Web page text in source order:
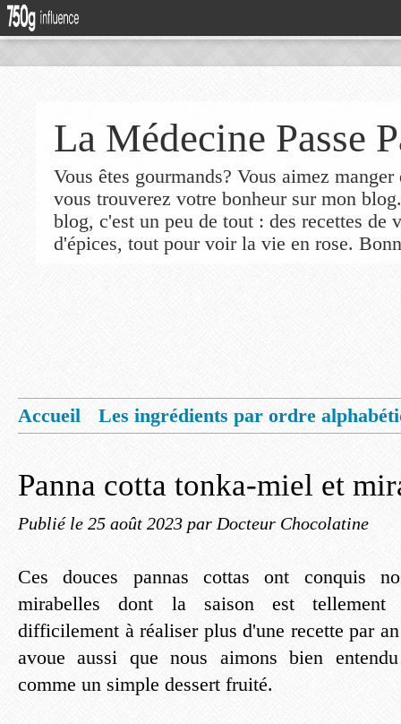
La Médecine Passe
Vous êtes gourmands? Vous aimez
vous trouverez votre bonheur sur mon
blog, c'est un peu de tout : des recettes de
d'épices, tout pour voir la vie en rose.
Accueil
Les ingrédients par ordre
Panna cotta tonka-miel et
Publié le 25 août 2023 par Docteur Chocolatine
Ces douces pannas cottas ont conquis
mirabelles dont la saison est tellement
difficilement à réaliser plus d'une recette par
avoue aussi que nous aimons bien
comme un simple dessert fruité.